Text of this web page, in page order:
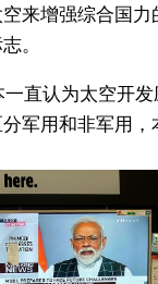
来增强综合国力
。
直认为太空开
军用和非军用，